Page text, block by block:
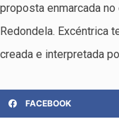
proposta enmarcada
Redondela. Excéntrica
creada e interpretada
FACEBOOK